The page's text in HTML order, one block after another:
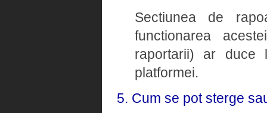
Sectiunea de
functionarea
raportarii) ar duce
platformei.
5. Cum se pot sterge